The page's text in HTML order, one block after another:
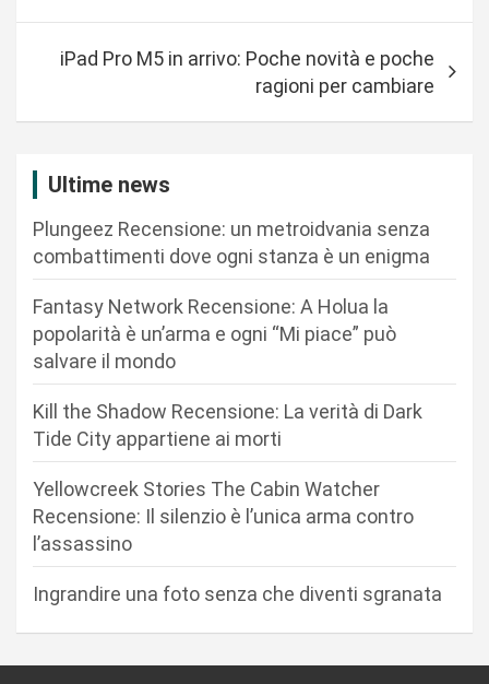
a
iPad Pro M5 in arrivo: Poche novità e poche
ragioni per cambiare
Ultime news
Plungeez Recensione: un metroidvania senza
combattimenti dove ogni stanza è un enigma
Fantasy Network Recensione: A Holua la
popolarità è un’arma e ogni “Mi piace” può
salvare il mondo
Kill the Shadow Recensione: La verità di Dark
Tide City appartiene ai morti
Yellowcreek Stories The Cabin Watcher
Recensione: Il silenzio è l’unica arma contro
l’assassino
Ingrandire una foto senza che diventi sgranata